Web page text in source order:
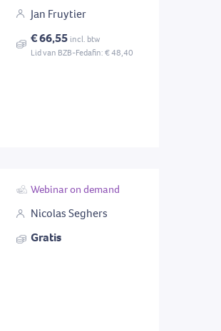
Jan Fruytier
€ 66,55 incl. btw
Lid van BZB-Fedafin: € 48,40
Webinar on demand
Nicolas Seghers
Gratis